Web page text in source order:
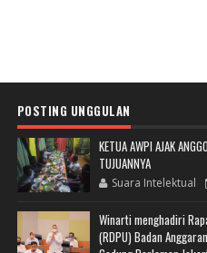
POSTING UNGGULAN
KETUA AWPI AJAK
TUJUANNYA
Suara Intelektual
Winarti menghadiri
(RDPU) Badan